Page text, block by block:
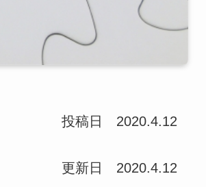
投稿日 2020.4.12
更新日 2020.4.12